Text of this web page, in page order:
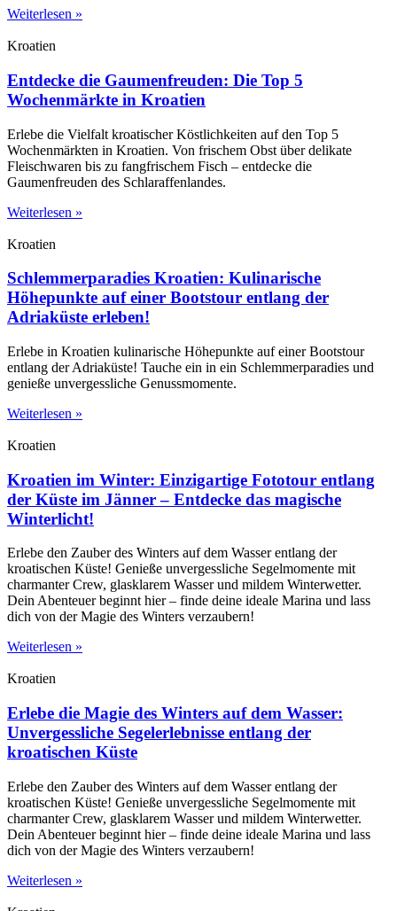
Weiterlesen »
Kroatien
Entdecke die Gaumenfreuden: Die Top 5
Wochenmärkte in Kroatien
Erlebe die Vielfalt kroatischer Köstlichkeiten auf den Top 5
Wochenmärkten in Kroatien. Von frischem Obst über delikate
Fleischwaren bis zu fangfrischem Fisch – entdecke die
Gaumenfreuden des Schlaraffenlandes.
Weiterlesen »
Kroatien
Schlemmerparadies Kroatien: Kulinarische
Höhepunkte auf einer Bootstour entlang der
Adriaküste erleben!
Erlebe in Kroatien kulinarische Höhepunkte auf einer Bootstour
entlang der Adriaküste! Tauche ein in ein Schlemmerparadies und
genieße unvergessliche Genussmomente.
Weiterlesen »
Kroatien
Kroatien im Winter: Einzigartige Fototour entlang
der Küste im Jänner – Entdecke das magische
Winterlicht!
Erlebe den Zauber des Winters auf dem Wasser entlang der
kroatischen Küste! Genieße unvergessliche Segelmomente mit
charmanter Crew, glasklarem Wasser und mildem Winterwetter.
Dein Abenteuer beginnt hier – finde deine ideale Marina und lass
dich von der Magie des Winters verzaubern!
Weiterlesen »
Kroatien
Erlebe die Magie des Winters auf dem Wasser:
Unvergessliche Segelerlebnisse entlang der
kroatischen Küste
Erlebe den Zauber des Winters auf dem Wasser entlang der
kroatischen Küste! Genieße unvergessliche Segelmomente mit
charmanter Crew, glasklarem Wasser und mildem Winterwetter.
Dein Abenteuer beginnt hier – finde deine ideale Marina und lass
dich von der Magie des Winters verzaubern!
Weiterlesen »